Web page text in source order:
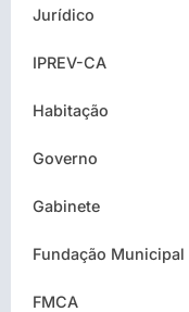
Jurídico
IPREV-CA
Habitação
Governo
Gabinete
Fundação Municipal
FMCA